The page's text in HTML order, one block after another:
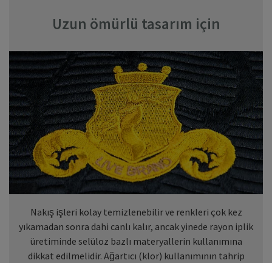
Uzun ömürlü tasarım için
Nakış işleri kolay temizlenebilir ve renkleri çok kez
yıkamadan sonra dahi canlı kalır, ancak yinede rayon iplik
üretiminde selüloz bazlı materyallerin kullanımına
dikkat edilmelidir. Ağartıcı (klor) kullanımının tahrip